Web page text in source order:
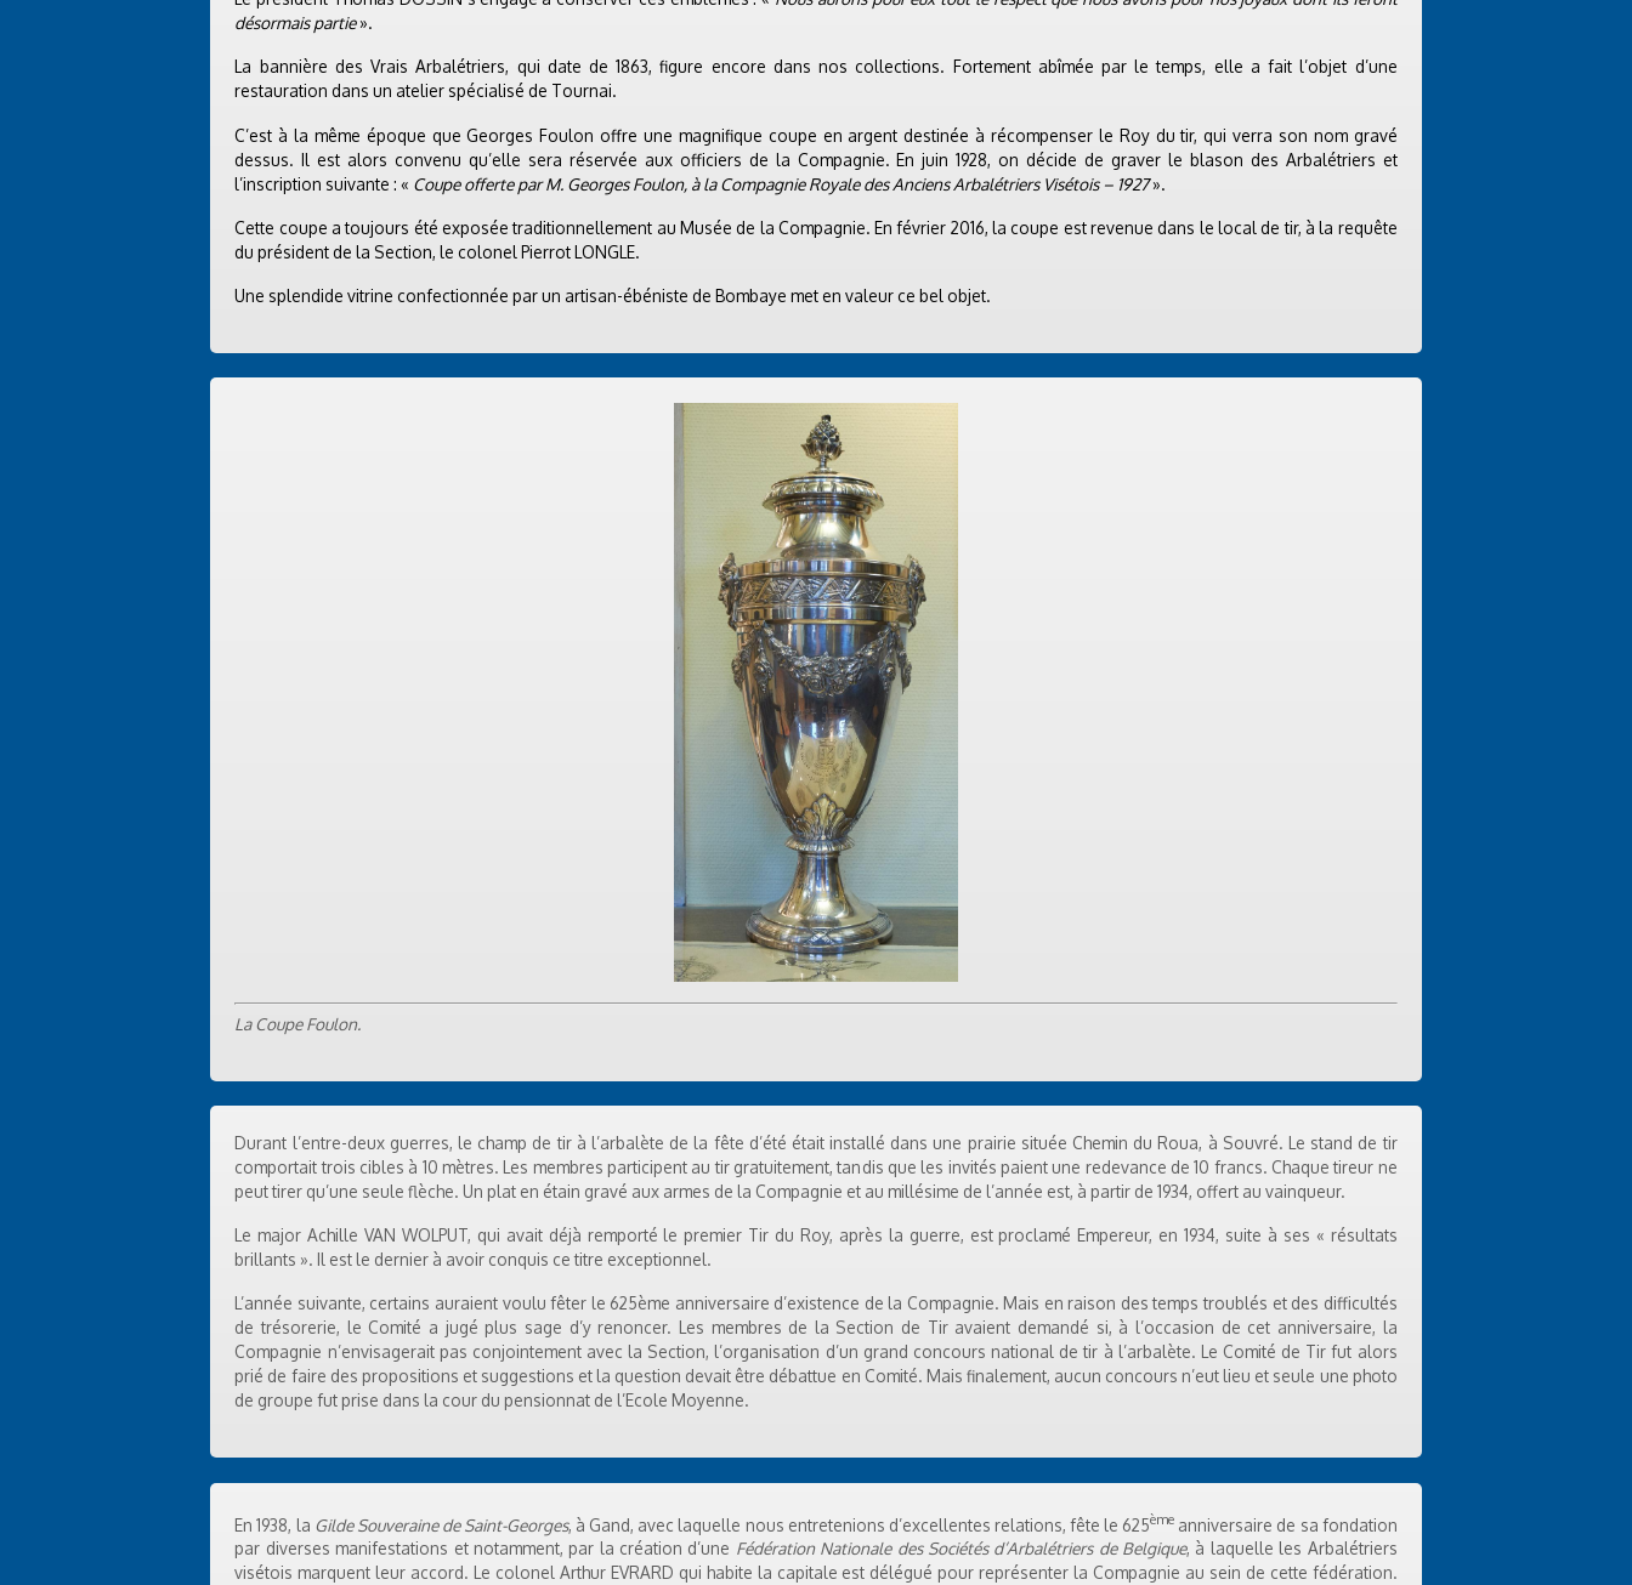
désormais partie».
La bannière des Vrais Arbalétriers, qui date de 1863, figure encore dans nos collections. Fortement abîmée par le temps, elle a fait l’objet d’une
restauration dans un atelier spécialisé de Tournai.
C’est à la même époque que Georges Foulon offre une magnifique coupe en argent destinée à récompenser le Roy du tir, qui verra son nom gravé
dessus. Il est alors convenu qu’elle sera réservée aux officiers de la Compagnie. En juin 1928, on décide de graver le blason des Arbalétriers et
l’inscription suivante : « Coupe offerte par M. Georges Foulon, à la Compagnie Royale des Anciens Arbalétriers Visétois – 1927».
Cette coupe a toujours été exposée traditionnellement au Musée de la Compagnie. En février 2016, la coupe est revenue dans le local de tir, à la requête
du président de la Section, le colonel Pierrot LONGLE.
Une splendide vitrine confectionnée par un artisan-ébéniste de Bombaye met en valeur ce bel objet.
La Coupe Foulon.
Durant l’entre-deux guerres, le champ de tir à l’arbalète de la fête d’été était installé dans une prairie située Chemin du Roua, à Souvré. Le stand de tir
comportait trois cibles à 10 mètres. Les membres participent au tir gratuitement, tandis que les invités paient une redevance de 10 francs. Chaque tireur ne
peut tirer qu’une seule flèche. Un plat en étain gravé aux armes de la Compagnie et au millésime de l’année est, à partir de 1934, offert au vainqueur.
Le major Achille VAN WOLPUT, qui avait déjà remporté le premier Tir du Roy, après la guerre, est proclamé Empereur, en 1934, suite à ses « résultats
brillants ». Il est le dernier à avoir conquis ce titre exceptionnel.
L’année suivante, certains auraient voulu fêter le 625ème anniversaire d’existence de la Compagnie. Mais en raison des temps troublés et des difficultés
de trésorerie, le Comité a jugé plus sage d’y renoncer. Les membres de la Section de Tir avaient demandé si, à l’occasion de cet anniversaire, la
Compagnie n’envisagerait pas conjointement avec la Section, l’organisation d’un grand concours national de tir à l’arbalète. Le Comité de Tir fut alors
prié de faire des propositions et suggestions et la question devait être débattue en Comité. Mais finalement, aucun concours n’eut lieu et seule une photo
de groupe fut prise dans la cour du pensionnat de l’Ecole Moyenne.
En 1938, la Gilde Souveraine de Saint-Georges, à Gand, avec laquelle nous entretenions d’excellentes relations, fête le 625ème anniversaire de sa fondation
par diverses manifestations et notamment, par la création d’une Fédération Nationale des Sociétés d’Arbalétriers de Belgique, à laquelle les Arbalétriers
visétois marquent leur accord. Le colonel Arthur EVRARD qui habite la capitale est délégué pour représenter la Compagnie au sein de cette fédération.